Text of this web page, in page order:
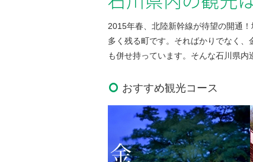
2015年春、北陸新幹線が待望の開通
多く残る町です。そればかりでなく
も併せ持っています。そんな石川県内
おすすめ観光コース